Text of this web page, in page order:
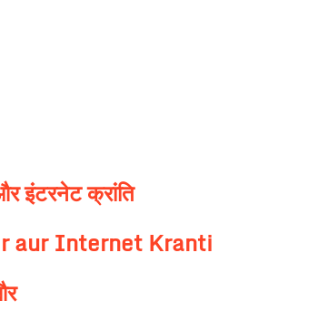
इंटरनेट क्रांति
aur Internet Kranti